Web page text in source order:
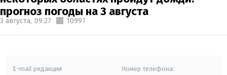
прогноз погоды на 3 августа
3 августа, 09:27 10997
E-mail редакции Номер телефона: